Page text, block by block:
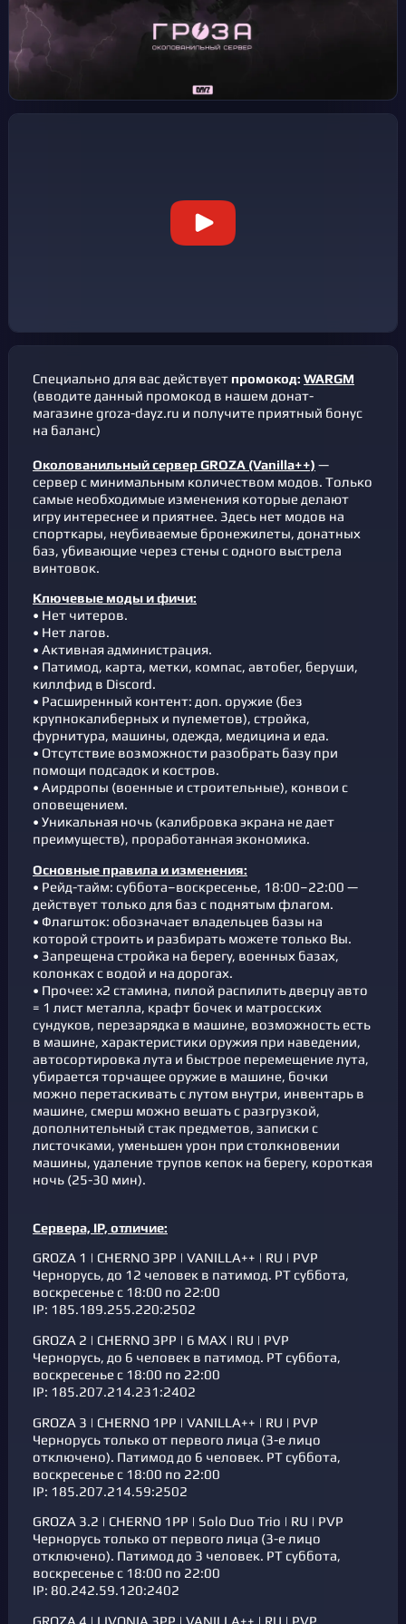
GROZA 4.2 | LIVONIA 3PP | Solo Duo Trio | RU | PVP
PvP DayZ (1.29.163451) 18/100
DayZ (1.29.163047) 0/15
GROZA 3.2 | CHERNO 1PP | Solo Duo Trio
Специально для вас действует промокод: WARGM
(вводите данный промокод в нашем донат-
магазине groza-dayz.ru и получите приятный бонус
на баланс)
Околованильный сервер GROZA (Vanilla++) —
сервер с минимальным количеством модов. Только
самые необходимые изменения которые делают
игру интереснее и приятнее. Здесь нет модов на
спорткары, неубиваемые бронежилеты, донатных
баз, убивающие через стены с одного выстрела
винтовок.
Ключевые моды и фичи:
• Нет читеров.
• Нет лагов.
• Активная администрация.
• Патимод, карта, метки, компас, автобег, беруши,
киллфид в Discord.
• Расширенный контент: доп. оружие (без
крупнокалиберных и пулеметов), стройка,
фурнитура, машины, одежда, медицина и еда.
• Отсутствие возможности разобрать базу при
помощи подсадок и костров.
• Аирдропы (военные и строительные), конвои с
оповещением.
• Уникальная ночь (калибровка экрана не дает
преимуществ), проработанная экономика.
Основные правила и изменения:
• Рейд-тайм: суббота–воскресенье, 18:00–22:00 —
действует только для баз с поднятым флагом.
• Флагшток: обозначает владельцев базы на
которой строить и разбирать можете только Вы.
• Запрещена стройка на берегу, военных базах,
колонках с водой и на дорогах.
• Прочее: x2 стамина, пилой распилить дверцу авто
= 1 лист металла, крафт бочек и матросских
сундуков, перезарядка в машине, возможность есть
в машине, характеристики оружия при наведении,
автосортировка лута и быстрое перемещение лута,
убирается торчащее оружие в машине, бочки
можно перетаскивать с лутом внутри, инвентарь в
машине, смерш можно вешать с разгрузкой,
дополнительный стак предметов, записки с
листочками, уменьшен урон при столкновении
машины, удаление трупов кепок на берегу, короткая
ночь (25-30 мин).
Cервера, IP, отличие:
GROZA 1 | CHERNO 3PP | VANILLA++ | RU | PVP
Чернорусь, до 12 человек в патимод. РТ суббота,
воскресенье с 18:00 по 22:00
IP: 185.189.255.220:2502
GROZA 2 | CHERNO 3PP | 6 MAX | RU | PVP
Чернорусь, до 6 человек в патимод. РТ суббота,
воскресенье с 18:00 по 22:00
IP: 185.207.214.231:2402
GROZA 3 | CHERNO 1PP | VANILLA++ | RU | PVP
Чернорусь только от первого лица (3-е лицо
отключено). Патимод до 6 человек. РТ суббота,
воскресенье с 18:00 по 22:00
IP: 185.207.214.59:2502
GROZA 3.2 | CHERNO 1PP | Solo Duo Trio | RU | PVP
Чернорусь только от первого лица (3-е лицо
отключено). Патимод до 3 человек. РТ суббота,
воскресенье с 18:00 по 22:00
IP: 80.242.59.120:2402
GROZA 4 | LIVONIA 3PP | VANILLA++ | RU | PVP